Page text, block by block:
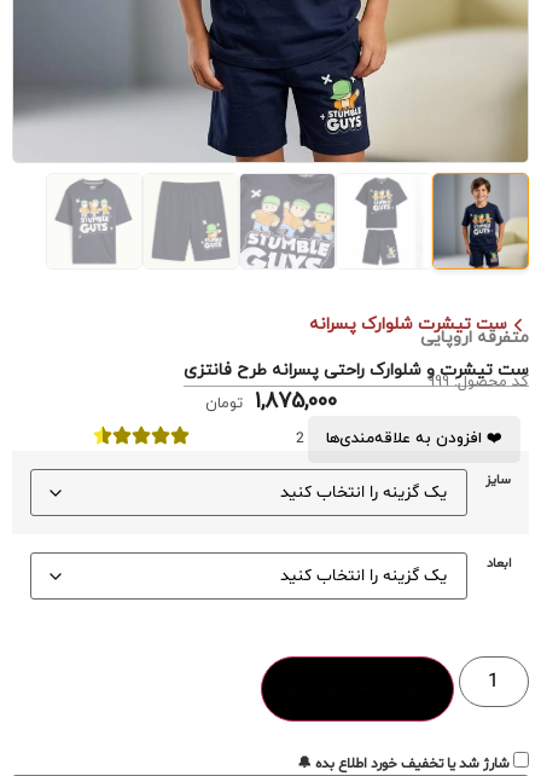
ست تیشرت شلوارک پسرانه
متفرقه اروپایی
ست تیشرت و شلوارک راحتی پسرانه طرح فانتزی
کد محصول: 999
1,875,000
تومان
❤️ افزودن به علاقه‌مندی‌ها
2
سایز
ابعاد
شارژ شد یا تخفیف خورد اطلاع بده 🔔